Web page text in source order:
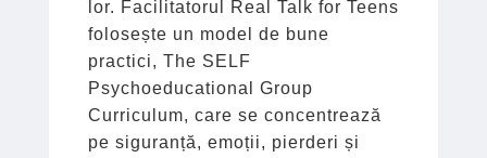
lor. Facilitatorul Real Talk for Teens
folosește un model de bune
practici, The SELF
Psychoeducational Group
Curriculum, care se concentrează
pe siguranță, emoții, pierderi și